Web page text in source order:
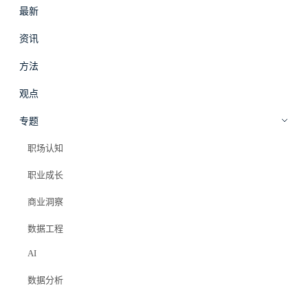
最新
资讯
方法
观点
专题
职场认知
职业成长
商业洞察
数据工程
AI
数据分析